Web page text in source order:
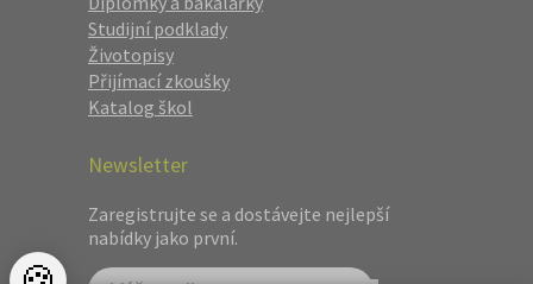
Studijní podklady
Životopisy
Přijímací zkoušky
Katalog škol
Newsletter
Zaregistrujte se a dostávejte nejlepší
nabídky jako první.